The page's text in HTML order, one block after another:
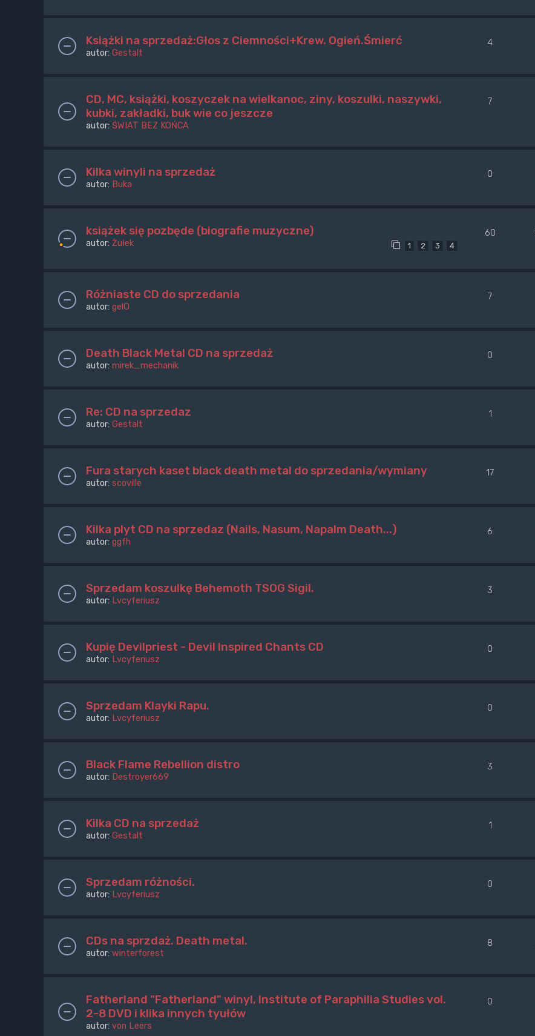
Książki na sprzedaż:Głos z Ciemności+Krew. Ogień.Śmierć
autor: Gestalt
4
CD, MC, książki, koszyczek na wielkanoc, ziny, koszulki, naszywki,
kubki, zakładki, buk wie co jeszcze
autor: ŚWIAT BEZ KOŃCA
7
Kilka winyli na sprzedaż
autor: Buka
0
książek się pozbęde (biografie muzyczne)
autor: Żułek 1 2 3 4
60
Różniaste CD do sprzedania
autor: gelO
7
Death Black Metal CD na sprzedaż
autor: mirek_mechanik
0
Re: CD na sprzedaz
autor: Gestalt
1
Fura starych kaset black death metal do sprzedania/wymiany
autor: scoville
17
Kilka plyt CD na sprzedaz (Nails, Nasum, Napalm Death...)
autor: ggfh
6
Sprzedam koszulkę Behemoth TSOG Sigil.
autor: Lvcyferiusz
3
Kupię Devilpriest - Devil Inspired Chants CD
autor: Lvcyferiusz
0
Sprzedam Klayki Rapu.
autor: Lvcyferiusz
0
Black Flame Rebellion distro
autor: Destroyer669
3
Kilka CD na sprzedaż
autor: Gestalt
1
Sprzedam różności.
autor: Lvcyferiusz
0
CDs na sprzdaż. Death metal.
autor: winterforest
8
Fatherland "Fatherland" winyl, Institute of Paraphilia Studies vol.
2-8 DVD i klika innych tyułów
autor: von Leers
0